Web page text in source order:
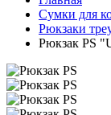
Сумки для
Рюкзаки
Рюкзак PS